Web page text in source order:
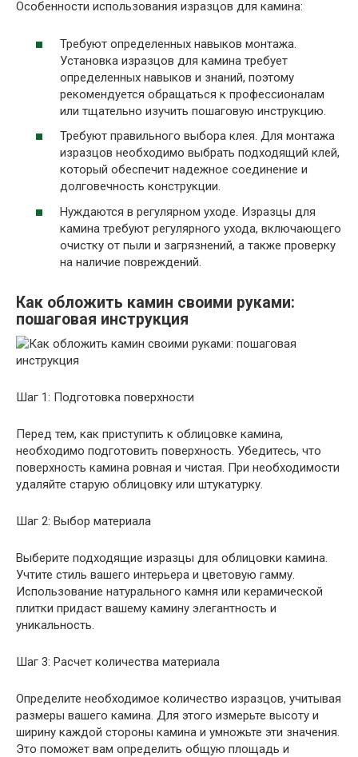
Особенности использования изразцов для камина:
Требуют определенных навыков монтажа.
Установка изразцов для камина требует
определенных навыков и знаний, поэтому
рекомендуется обращаться к профессионалам
или тщательно изучить пошаговую инструкцию.
Требуют правильного выбора клея. Для монтажа
изразцов необходимо выбрать подходящий клей,
который обеспечит надежное соединение и
долговечность конструкции.
Нуждаются в регулярном уходе. Изразцы для
камина требуют регулярного ухода, включающего
очистку от пыли и загрязнений, а также проверку
на наличие повреждений.
Как обложить камин своими руками:
пошаговая инструкция
Шаг 1: Подготовка поверхности
Перед тем, как приступить к облицовке камина,
необходимо подготовить поверхность. Убедитесь, что
поверхность камина ровная и чистая. При необходимости
удаляйте старую облицовку или штукатурку.
Шаг 2: Выбор материала
Выберите подходящие изразцы для облицовки камина.
Учтите стиль вашего интерьера и цветовую гамму.
Использование натурального камня или керамической
плитки придаст вашему камину элегантность и
уникальность.
Шаг 3: Расчет количества материала
Определите необходимое количество изразцов, учитывая
размеры вашего камина. Для этого измерьте высоту и
ширину каждой стороны камина и умножьте эти значения.
Это поможет вам определить общую площадь и